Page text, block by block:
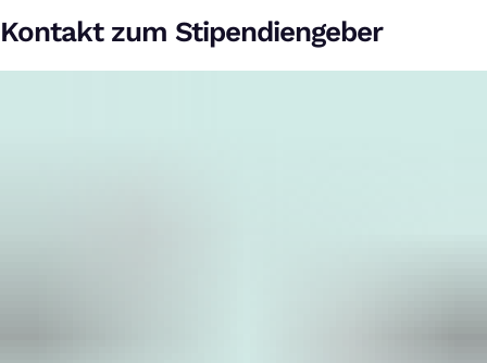
Kontakt zum Stipendiengeber